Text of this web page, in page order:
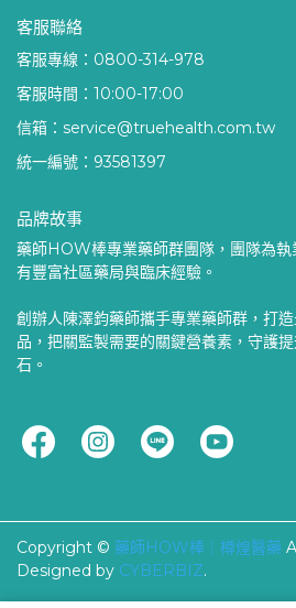
客服聯絡
客服專線：0800-314-978
客服時間：10:00-17:00
信箱：service@truehealth.com.tw
統一編號：93581397
品牌故事
藥師HOW棒專業藥師群團隊，團隊為
有豐富社區藥局與臨床經驗。
創辦人陳澤鈞藥師攜手專業藥師群，打
品，把關監製需要的關鍵營養素，守護
石。
Copyright © 藥師HOW棒｜樽煌醫藥
Designed by CYBERBIZ.